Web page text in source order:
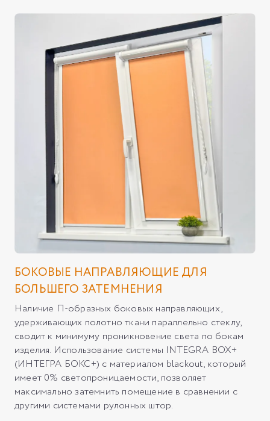
БОКОВЫЕ НАПРАВЛЯЮЩИЕ ДЛЯ
БОЛЬШЕГО ЗАТЕМНЕНИЯ
Наличие П-образных боковых направляющих,
удерживающих полотно ткани параллельно стеклу,
сводит к минимуму проникновение света по бокам
изделия. Использование системы INTEGRA BOX+
(ИНТЕГРА БОКС+) с материалом blackout, который
имеет 0% светопроницаемости, позволяет
максимально затемнить помещение в сравнении с
другими системами рулонных штор.